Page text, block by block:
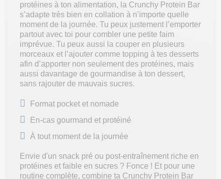
protéines à ton alimentation, la Crunchy Protein Bar
s’adapte très bien en collation à n’importe quelle
moment de la journée. Tu peux justement l’emporter
partout avec toi pour combler une petite faim
imprévue. Tu peux aussi la couper en plusieurs
morceaux et l’ajouter comme topping à tes desserts
afin d’apporter non seulement des protéines, mais
aussi davantage de gourmandise à ton dessert,
sans rajouter de mauvais sucres.
Format pocket et nomade
En-cas gourmand et protéiné
À tout moment de la journée
Envie d'un snack pré ou post-entraînement riche en
protéines et faible en sucres ? Fonce ! Et pour une
routine complète, combine ta Crunchy Protein Bar